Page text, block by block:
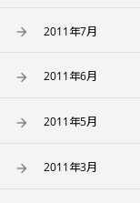
2011年7月
2011年6月
2011年5月
2011年3月